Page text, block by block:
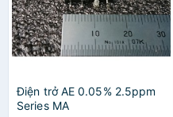
Điện trở AE 0.05% 2.5ppm
Series MA